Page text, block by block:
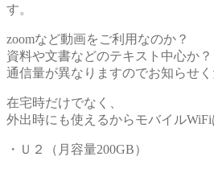
す。
zoomなど動画をご利用なのか？
資料や文書などのテキスト中心か？
通信量が異なりますのでお知らせく
在宅時だけでなく、
外出時にも使えるからモバイルWiFi
・Ｕ２（月容量200GB）